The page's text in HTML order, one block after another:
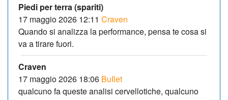
Piedi per terra (spariti)
17 maggio 2026 12:11 Craven
Quando si analizza la performance, pensa te cosa si
va a tirare fuori.
Craven
17 maggio 2026 18:06 BuIlet
qualcuno fa queste analisi cervellotiche, qualcuno